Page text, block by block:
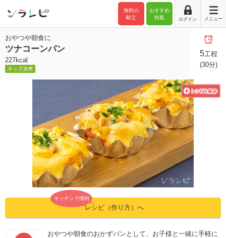
おすすめ
特集
無料の
献立
ログイン メニュー
おやつや朝食に
ツナコーンパン
227kcal
5工程
(30分)
キッチンで便利
”レシピ（作り方）へ
おやつや朝食のおかずパンとして、お子様と一緒に手軽に